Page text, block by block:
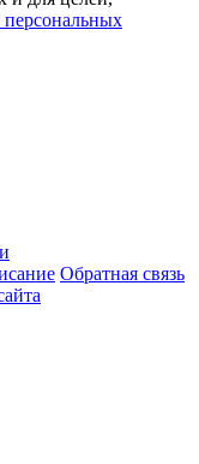
персональных
Обратная связь